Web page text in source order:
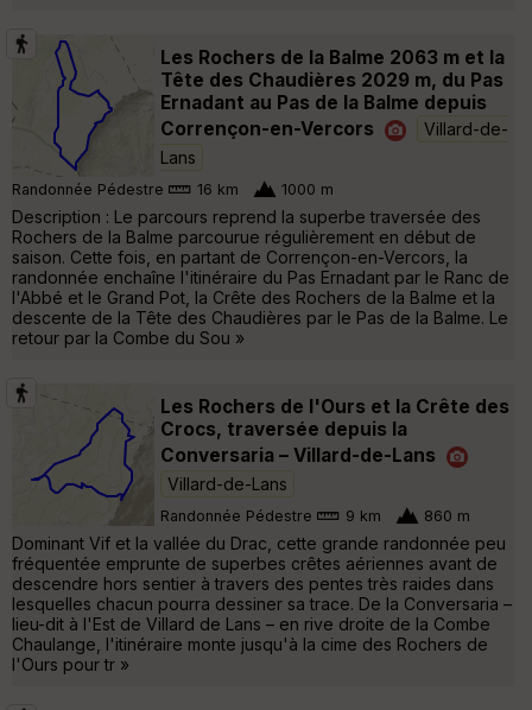
Les Rochers de la Balme 2063 m et la
Tête des Chaudières 2029 m, du Pas
Ernadant au Pas de la Balme depuis
Corrençon-en-Vercors
Villard-de-
Lans
Randonnée Pédestre 16 km 1000 m
Description : Le parcours reprend la superbe traversée des
Rochers de la Balme parcourue régulièrement en début de
saison. Cette fois, en partant de Corrençon-en-Vercors, la
randonnée enchaîne l'itinéraire du Pas Ernadant par le Ranc de
l'Abbé et le Grand Pot, la Crête des Rochers de la Balme et la
descente de la Tête des Chaudières par le Pas de la Balme. Le
retour par la Combe du Sou »
Les Rochers de l'Ours et la Crête des
Crocs, traversée depuis la
Conversaria – Villard-de-Lans
Villard-de-Lans
Randonnée Pédestre 9 km 860 m
Dominant Vif et la vallée du Drac, cette grande randonnée peu
fréquentée emprunte de superbes crêtes aériennes avant de
descendre hors sentier à travers des pentes très raides dans
lesquelles chacun pourra dessiner sa trace. De la Conversaria –
lieu-dit à l'Est de Villard de Lans – en rive droite de la Combe
Chaulange, l'itinéraire monte jusqu'à la cime des Rochers de
l'Ours pour tr »